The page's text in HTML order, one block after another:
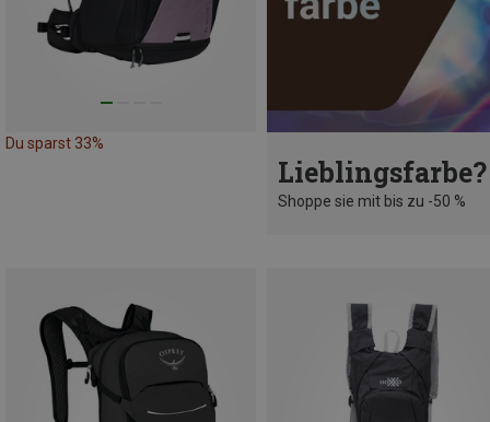
Du sparst 33%
Lieblingsfarbe?
Shoppe sie mit bis zu -50 %